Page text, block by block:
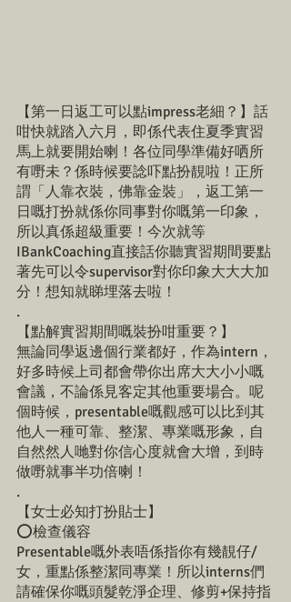
【第一日返工可以點impress老細？】話
咁快就踏入六月，即係代表住夏季實習
馬上就要開始喇！各位同學準備好哂所
有嘢未？係時候要諗吓點扮靚啦！正所
謂「人靠衣裝，佛靠金裝」，返工第一
日嘅打扮就係你同事對你嘅第一印象，
所以真係超級重要！今次就等
IBankCoaching直接話你聽實習期間要點
著先可以令supervisor對你印象大大大加
分！想知就睇埋落去啦！
.
【點解實習期間嘅裝扮咁重要？】
無論同學返邊個行業都好，作為intern，
好多時候上司都會帶你出席大大小小嘅
會議，不論係見客定其他重要場合。呢
個時候，presentable嘅觀感可以比到其
他人一種可靠、整潔、專業嘅形象，自
自然然人哋對你信心度就會大增，到時
做嘢就事半功倍喇！
.
【女士必知打扮貼士】
⭕️檢查儀容
Presentable嘅外表唔係指你有幾靚仔/
女，重點係整潔同專業！所以interns們
請確保你嘅頭髮乾淨企理、修剪+保持指